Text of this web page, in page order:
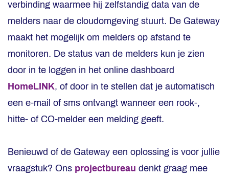
verbinding waarmee hij zelfstandig data van de
melders naar de cloudomgeving stuurt. De Gateway
maakt het mogelijk om melders op afstand te
monitoren. De status van de melders kun je zien
door in te loggen in het online dashboard
HomeLINK, of door in te stellen dat je automatisch
een e-mail of sms ontvangt wanneer een rook-,
hitte- of CO-melder een melding geeft.
Benieuwd of de Gateway een oplossing is voor jullie
vraagstuk? Ons projectbureau denkt graag mee